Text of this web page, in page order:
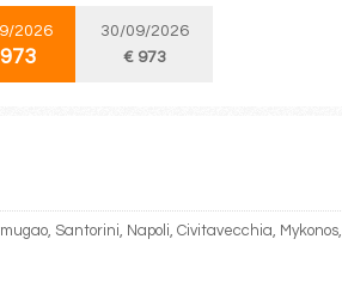
2026
30/09/2026
€ 973
Santorini, Napoli, Civitavecchia, Mykonos,